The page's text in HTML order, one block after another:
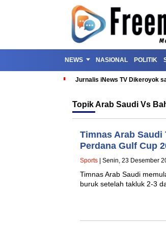
NEWS NASIONAL POLITIK
Jurnalis iNews TV Dikeroyok
TopikArab Saudi Vs
Timnas Arab
Perdana Gulf Cup
Sports | Senin, 23 Desember
Timnas Arab Saudi
buruk setelah takluk 2-3